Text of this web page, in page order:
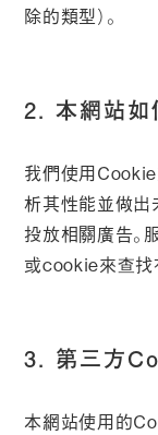
除的類型）。
2. 本網站如
我們使用
析其性能並做出
投放相關廣告。
或cookie來查找
3. 第三方
本網站使用的